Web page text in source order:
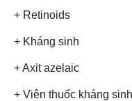
+ Retinoids
+ Kháng sinh
+ Axit azelaic
+ Viên thuốc kháng sinh